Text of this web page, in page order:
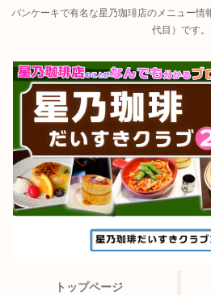
パンケーキで有名な星乃珈琲店のメニュー情
代目）です。
トップページ